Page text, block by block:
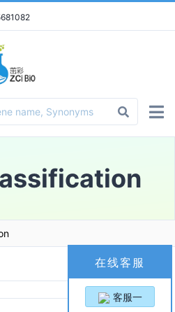
在线客服
客服一